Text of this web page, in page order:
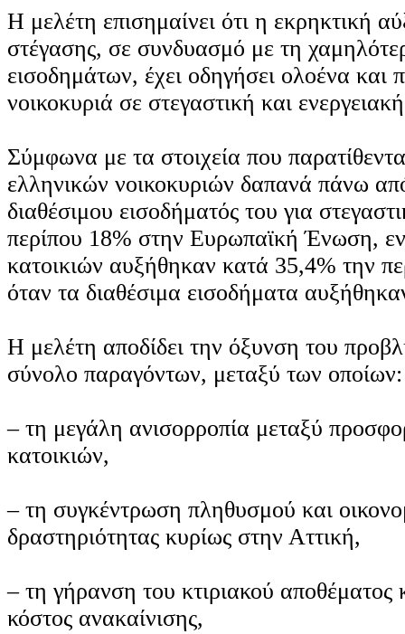
Η μελέτη επισημαίνει ότι η εκρηκτική
στέγασης, σε συνδυασμό με τη
εισοδημάτων, έχει οδηγήσει ολοένα και
νοικοκυριά σε στεγαστική και
Σύμφωνα με τα στοιχεία που
ελληνικών νοικοκυριών δαπανά πάνω
διαθέσιμου εισοδήματός του για
περίπου 18% στην Ευρωπαϊκή Ένωση,
κατοικιών αυξήθηκαν κατά 35,4% την
όταν τα διαθέσιμα εισοδήματα
Η μελέτη αποδίδει την όξυνση του
σύνολο παραγόντων, μεταξύ των οποίων:
– τη μεγάλη ανισορροπία μεταξύ
κατοικιών,
– τη συγκέντρωση πληθυσμού και
δραστηριότητας κυρίως στην Αττική,
– τη γήρανση του κτιριακού αποθέματος
κόστος ανακαίνισης,